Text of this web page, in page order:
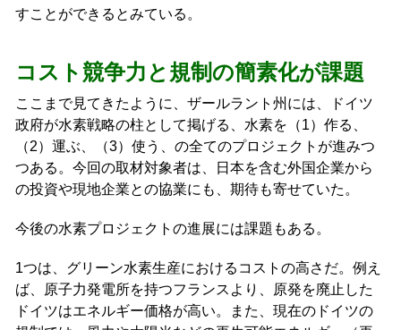
すことができるとみている。
コスト競争力と規制の簡素化が課題
ここまで見てきたように、ザールラント州には、ドイツ
政府が水素戦略の柱として掲げる、水素を（1）作る、
（2）運ぶ、（3）使う、の全てのプロジェクトが進みつ
つある。今回の取材対象者は、日本を含む外国企業から
の投資や現地企業との協業にも、期待も寄せていた。
今後の水素プロジェクトの進展には課題もある。
1つは、グリーン水素生産におけるコストの高さだ。例え
ば、原子力発電所を持つフランスより、原発を廃止した
ドイツはエネルギー価格が高い。また、現在のドイツの